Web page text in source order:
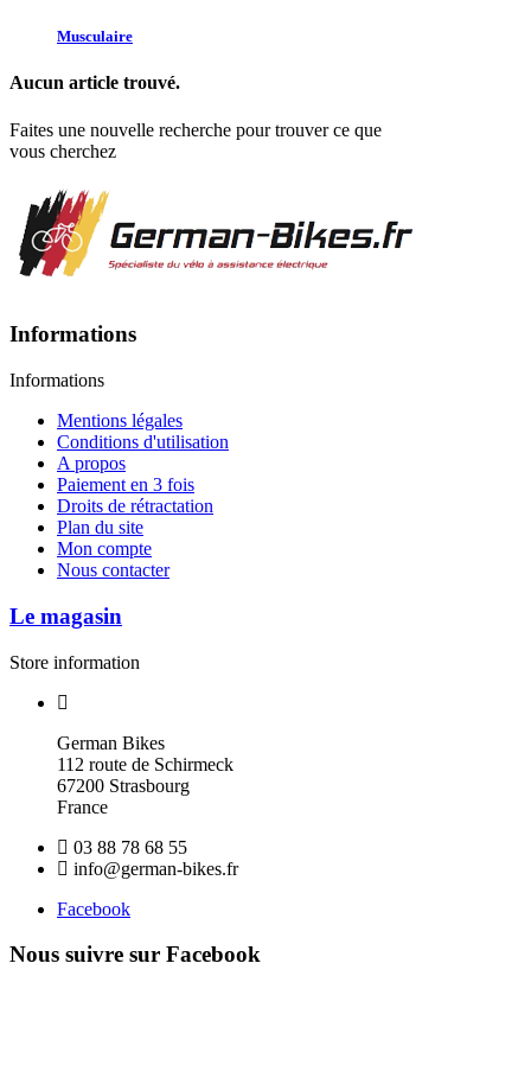
Musculaire
Aucun article trouvé.
Faites une nouvelle recherche pour trouver ce que
vous cherchez
Informations
Informations
Mentions légales
Conditions d'utilisation
A propos
Paiement en 3 fois
Droits de rétractation
Plan du site
Mon compte
Nous contacter
Le magasin
Store information
German Bikes
112 route de Schirmeck
67200 Strasbourg
France
03 88 78 68 55
info@german-bikes.fr
Facebook
Nous suivre sur Facebook